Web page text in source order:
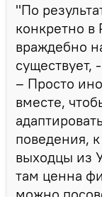
"По
конкретно в
враждебно
существует,
– Просто
вместе,
поведения,
выходцы из
там ценна